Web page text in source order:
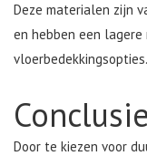
Deze materialen zijn
en hebben een
vloerbedekkingsopties.
Conclusie
Door te kiezen voor